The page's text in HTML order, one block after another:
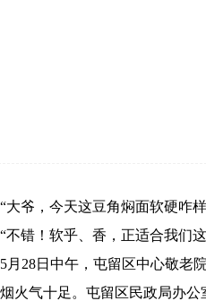
“大爷，今天这豆角焖面软硬咋
“不错！软乎、香，正适合我们
5月28日中午，屯留区中心敬老
火气十足。屯留区民政局办公